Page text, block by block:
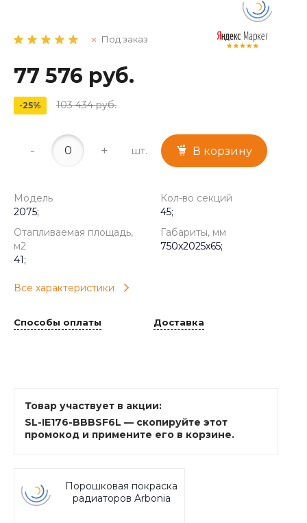
Под заказ
77 576 руб.
-25% 103 434 руб.
- + шт. В корзину
Модель
2075;
Кол-во секций
45;
Отапливаемая площадь,
м2
41;
Габариты, мм
750x2025x65;
Все характеристики
Способы оплаты Доставка
Товар участвует в акции:
SL-IE176-BBBSF6L — скопируйте этот
промокод и примените его в корзине.
Порошковая покраска
радиаторов Arbonia